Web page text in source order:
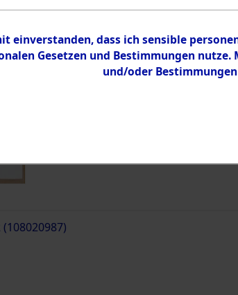
(108020987)
dass ich sensible
Gesetzen und Bestimmungen nutze.
und/oder